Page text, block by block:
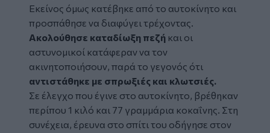
Εκείνος όμως κατέβηκε από το αυτοκίνητο και
προσπάθησε να διαφύγει τρέχοντας.
Ακολούθησε καταδίωξη πεζή και οι
αστυνομικοί κατάφεραν να τον
ακινητοποιήσουν, παρά το γεγονός ότι
αντιστάθηκε με σπρωξιές και κλωτσιές.
Σε έλεγχο που έγινε στο αυτοκίνητο, βρέθηκαν
περίπου 1 κιλό και 77 γραμμάρια κοκαΐνης. Στη
συνέχεια, έρευνα στο σπίτι του οδήγησε στον